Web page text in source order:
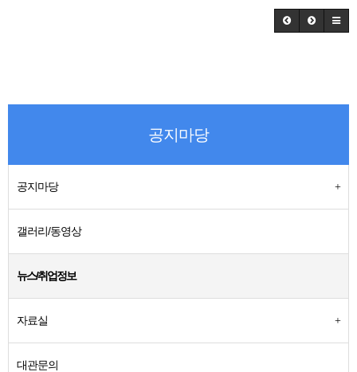
공지마당
공지마당
갤러리/동영상
뉴스/취업정보
자료실
대관문의